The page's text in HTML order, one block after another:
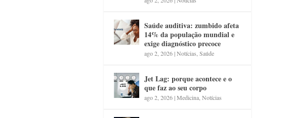
Saúde auditiva: zumbido afeta
14% da população mundial e
exige diagnóstico precoce
ago 2, 2026|Notícias ,Saúde
Jet Lag: porque acontece e o
que faz ao seu corpo
ago 2, 2026|Medicina ,Notícias